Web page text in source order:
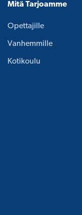
Mitä Tarjoamme
Opettajille
Vanhemmille
Kotikoulu